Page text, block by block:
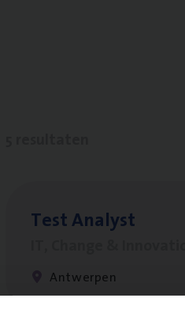
Test Ana­lyst
Antwerpen